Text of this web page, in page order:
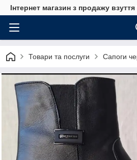
Інтернет магазин з продажу
Товари та послуги Сапоги